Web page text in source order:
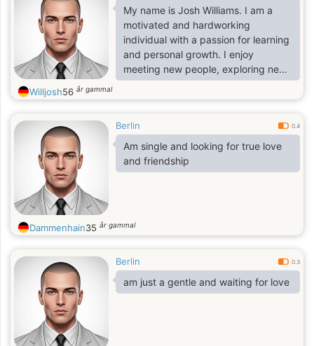
My name is Josh Williams. I am a
motivated and hardworking
individual with a passion for learning
and personal growth. I enjoy
meeting new people, exploring new
opportunities, and developing my
skills to achieve my goals. I am
ready to take on new challenges.
Willjosh56 år gammal
Berlin 0.4
Am single and looking for true love
and friendship
Dammenhain35 år gammal
Berlin 0.3
am just a gentle and waiting for love